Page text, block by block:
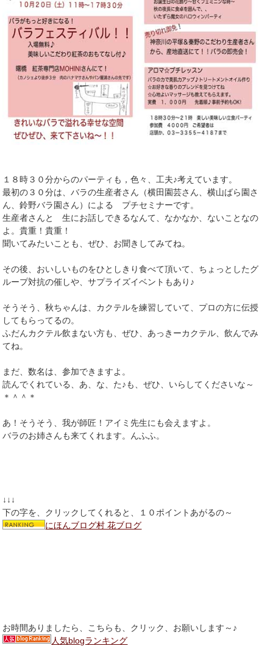
１８時３０分からのパーティも，色々、工夫♪考えています。
最初の３０分は、バラの生産者さん（横田園芸さん、横山ばら園さ
ん、鈴野バラ園さん）による プチセミナーです。
生産者さんと 生にお話しできるなんて、なかなか、ないことなの
よ。貴重！貴重！
聞いてみたいことも、ぜひ、お聞きしてみてね。
その後、おいしいものをひとしきり食べて頂いて、ちょっとしたグ
ループ対抗の催しや、サプライズイベントもあり♪
そうそう、秋ちゃんは、カクテルを練習していて、プロの方に伝授
してもらってるの。
ふだんカクテル飲まない方も、ぜひ、あっきーカクテル、飲んでみ
てね。
まだ、数名は、参加できますよ。
読んでくれている、あ、な、た♪も、ぜひ、いらしてくださいな～
＊＾＾＊
あ！そうそう、我が師匠！アイミ先生にも会えますよ。
バラのお姉さんも来てくれます。んふふ。
↓↓↓
下の字を、クリックしてくれると、１０ポイントあがるの～
にほんブログ村 花ブログ
お時間ありましたら、こちらも、クリック、お願いします～♪
人気blogランキング